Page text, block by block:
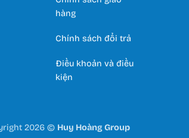
hàng
Chính sách đổi trả
Điều khoản và điều
kiện
2026 © Huy Hoàng Group